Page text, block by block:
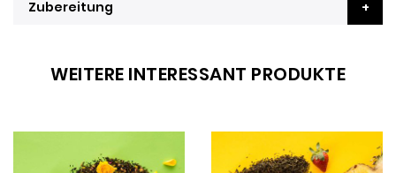
Zubereitung
WEITERE INTERESSANT PRODUKTE